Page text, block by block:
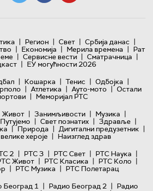
| Регион | Свет | Србија данас |
| Економија | Мерила времена | Рат
| Сервисне вести | Сматрачница |
| ЕУ могућности 2026
| Кошарка | Тенис | Одбојка |
| Атлетика | Ауто-мото | Остали
| Меморијал РТС
Живот | Занимљивости | Музика |
Путујемо | Свет познатих | Здравље |
| Природа | Дигитални предузетник |
хероје | Наизглед здрав
2 | РТС 3 | РТС Свет | РТС Наука |
Живот | РТС Класика | РТС Коло |
| РТС Музика | РТС Полетарац
Београд 1 | Радио Београд 2 | Радио